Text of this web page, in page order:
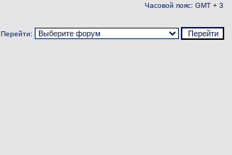
Часовой пояс: GMT + 3
Перейти: